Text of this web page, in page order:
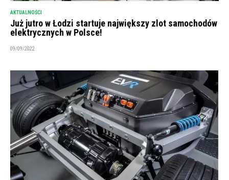
AKTUALNOŚCI
Już jutro w Łodzi startuje największy zlot samochodów
elektrycznych w Polsce!
09/09/2022